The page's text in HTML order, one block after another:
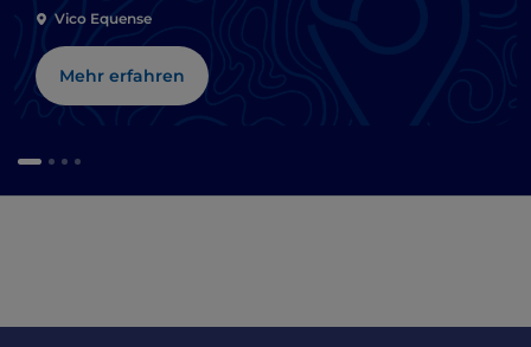
Vico Equense
Mehr erfahren